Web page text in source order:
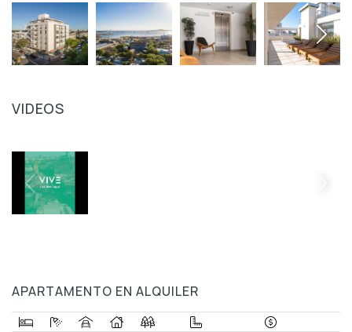
VIDEOS
APARTAMENTO EN ALQUILER